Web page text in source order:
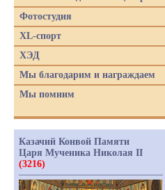
Фотостудия
XL-спорт
ХЭД
Мы благодарим и награждаем
Мы помним
Казачий Конвой Памяти
Царя Мученика Николая II
(3216)